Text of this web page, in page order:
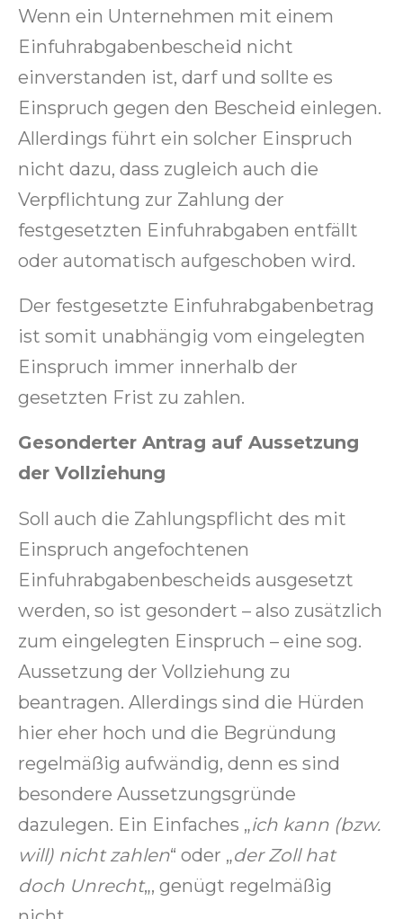
Wenn ein Unternehmen mit einem
Einfuhrabgabenbescheid nicht
einverstanden ist, darf und sollte es
Einspruch gegen den Bescheid einlegen.
Allerdings führt ein solcher Einspruch
nicht dazu, dass zugleich auch die
Verpflichtung zur Zahlung der
festgesetzten Einfuhrabgaben entfällt
oder automatisch aufgeschoben wird.
Der festgesetzte Einfuhrabgabenbetrag
ist somit unabhängig vom eingelegten
Einspruch immer innerhalb der
gesetzten Frist zu zahlen.
Gesonderter Antrag auf Aussetzung
der Vollziehung
Soll auch die Zahlungspflicht des mit
Einspruch angefochtenen
Einfuhrabgabenbescheids ausgesetzt
werden, so ist gesondert – also zusätzlich
zum eingelegten Einspruch – eine sog.
Aussetzung der Vollziehung zu
beantragen. Allerdings sind die Hürden
hier eher hoch und die Begründung
regelmäßig aufwändig, denn es sind
besondere Aussetzungsgründe
dazulegen. Ein Einfaches „ich kann (bzw.
will) nicht zahlen“ oder „der Zoll hat
doch Unrecht„, genügt regelmäßig